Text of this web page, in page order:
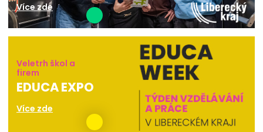
Více zde
Veletrh škol a
firem
EDUCA EXPO
Více zde